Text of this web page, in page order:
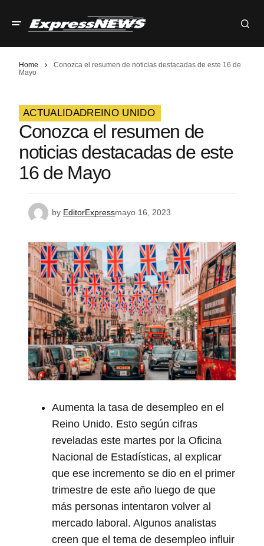
Home
Conozca el resumen de noticias destacadas de este 16 de
Mayo
ACTUALIDADREINO UNIDO
Conozca el resumen de
noticias destacadas de este
16 de Mayo
by EditorExpressmayo 16, 2023
Aumenta la tasa de desempleo en el
Reino Unido. Esto según cifras
reveladas este martes por la Oficina
Nacional de Estadísticas, al explicar
que ese incremento se dio en el primer
trimestre de este año luego de que
más personas intentaron volver al
mercado laboral. Algunos analistas
creen que el tema de desempleo influir